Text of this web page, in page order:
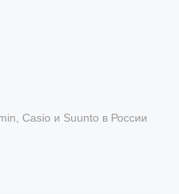
Casio и Suunto в России